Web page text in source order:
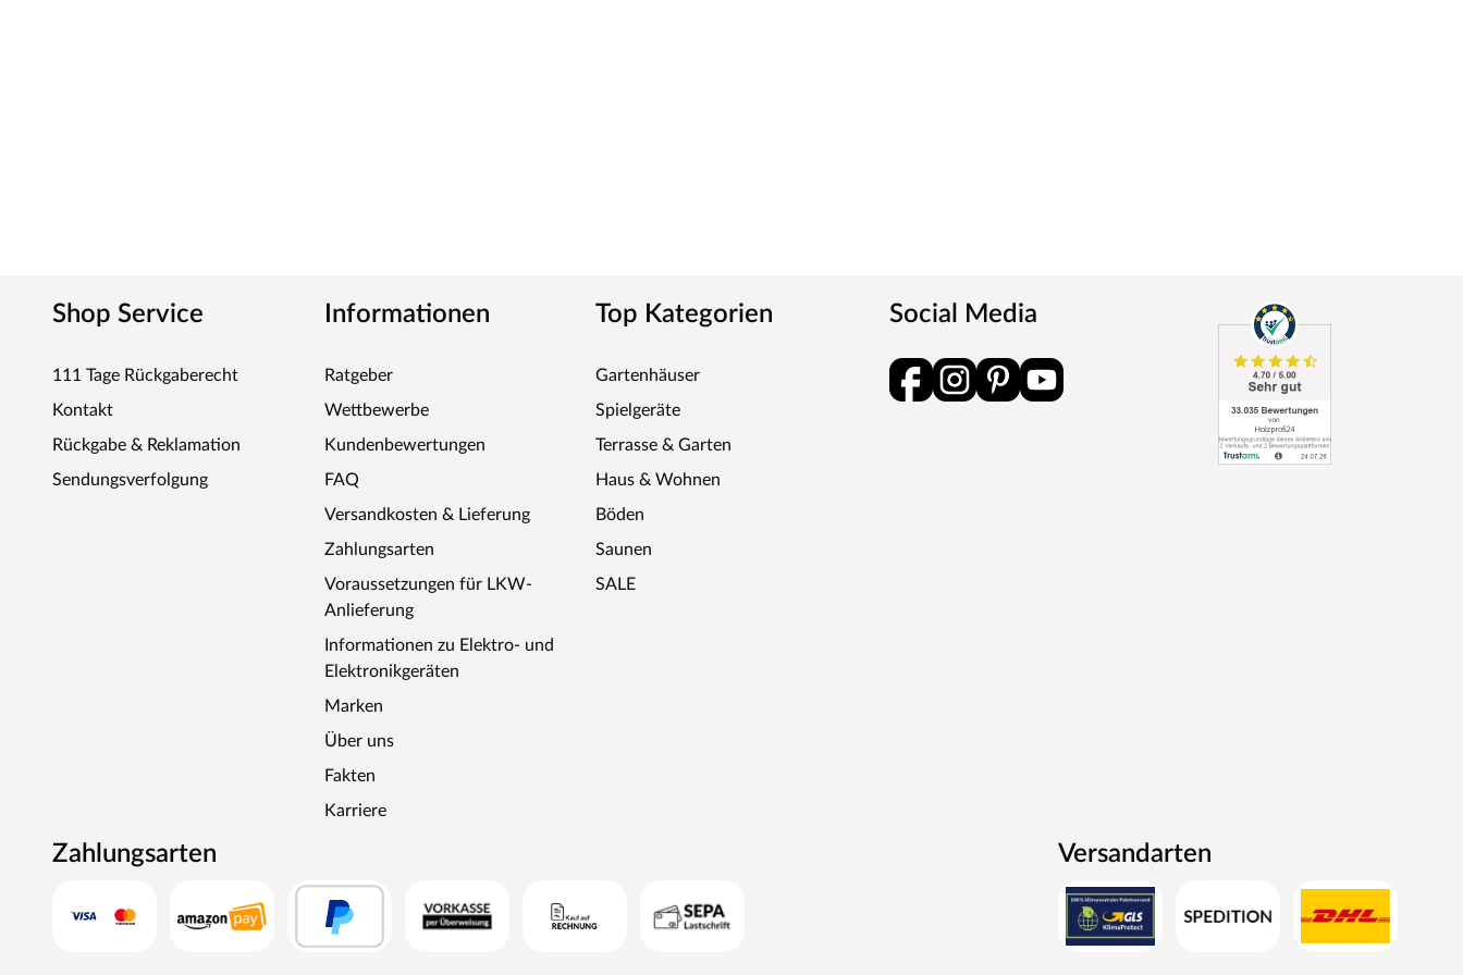
Shop Service
111 Tage Rückgaberecht
Kontakt
Rückgabe & Reklamation
Sendungsverfolgung
Informationen
Ratgeber
Wettbewerbe
Kundenbewertungen
FAQ
Versandkosten & Lieferung
Zahlungsarten
Voraussetzungen für LKW-
Anlieferung
Informationen zu Elektro- und
Elektronikgeräten
Marken
Über uns
Fakten
Karriere
Top Kategorien
Gartenhäuser
Spielgeräte
Terrasse & Garten
Haus & Wohnen
Böden
Saunen
SALE
Social Media
Zahlungsarten Versandarten